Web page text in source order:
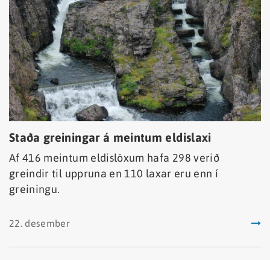
Staða greiningar á meintum eldislaxi
Af 416 meintum eldislöxum hafa 298 verið
greindir til uppruna en 110 laxar eru enn í
greiningu.
22. desember